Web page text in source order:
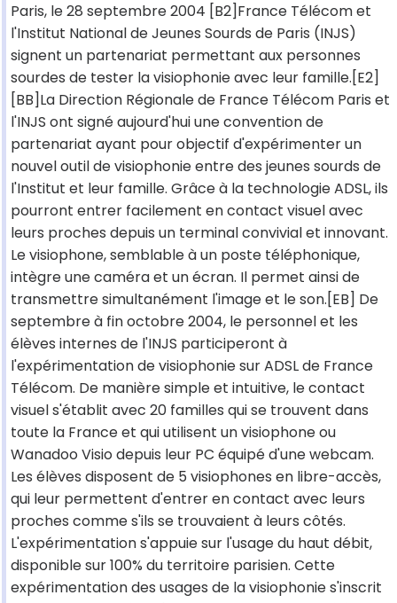
Paris, le 28 septembre 2004 [B2]France Télécom et
l'Institut National de Jeunes Sourds de Paris (INJS)
signent un partenariat permettant aux personnes
sourdes de tester la visiophonie avec leur famille.[E2]
[BB]La Direction Régionale de France Télécom Paris et
l'INJS ont signé aujourd'hui une convention de
partenariat ayant pour objectif d'expérimenter un
nouvel outil de visiophonie entre des jeunes sourds de
l'Institut et leur famille. Grâce à la technologie ADSL, ils
pourront entrer facilement en contact visuel avec
leurs proches depuis un terminal convivial et innovant.
Le visiophone, semblable à un poste téléphonique,
intègre une caméra et un écran. Il permet ainsi de
transmettre simultanément l'image et le son.[EB] De
septembre à fin octobre 2004, le personnel et les
élèves internes de l'INJS participeront à
l'expérimentation de visiophonie sur ADSL de France
Télécom. De manière simple et intuitive, le contact
visuel s'établit avec 20 familles qui se trouvent dans
toute la France et qui utilisent un visiophone ou
Wanadoo Visio depuis leur PC équipé d'une webcam.
Les élèves disposent de 5 visiophones en libre-accès,
qui leur permettent d'entrer en contact avec leurs
proches comme s'ils se trouvaient à leurs côtés.
L'expérimentation s'appuie sur l'usage du haut débit,
disponible sur 100% du territoire parisien. Cette
expérimentation des usages de la visiophonie s'inscrit